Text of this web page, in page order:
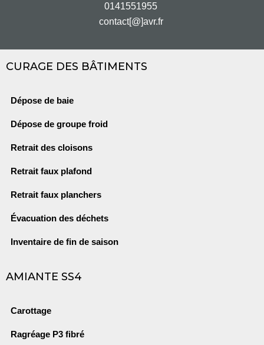
0141551955
contact[@]avr.fr
CURAGE DES BÂTIMENTS
Dépose de baie
Dépose de groupe froid
Retrait des cloisons
Retrait faux plafond
Retrait faux planchers
Évacuation des déchets
Inventaire de fin de saison
AMIANTE SS4
Carottage
Ragréage P3 fibré